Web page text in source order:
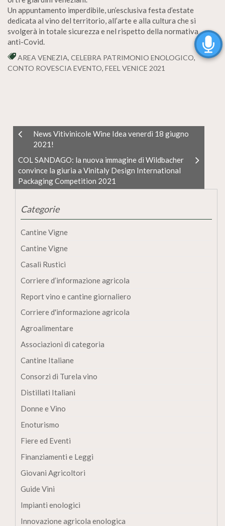
Un appuntamento imperdibile, un’esclusiva festa d’estate
dedicata al vino del territorio, all’arte e alla cultura che si
svolgerà in totale sicurezza e nel rispetto della normativa
anti-Covid.
AREA VENEZIA, CELEBRA PATRIMONIO ENOLOGICO,
CONTO ROVESCIA EVENTO, FEEL VENICE 2021
News Vitivinicole Wine Idea venerdì 18 giugno
2021!
COL SANDAGO: la nuova immagine di Wildbacher
convince la giuria a Vinitaly Design International
Packaging Competition 2021
Categorie
Cantine Vigne
Cantine Vigne
Casali Rustici
Corriere d’informazione agricola
Report vino e cantine giornaliero
Corriere d'informazione agricola
Agroalimentare
Associazioni di categoria
Cantine Italiane
Consorzi di Turela vino
Distillati Italiani
Donne e Vino
Enoturismo
Fiere ed Eventi
Finanziamenti e Leggi
Giovani Agricoltori
Guide Vini
Impianti enologici
Innovazione agricola enologica